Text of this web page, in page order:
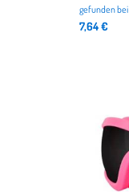
gefunden bei
7,64 €